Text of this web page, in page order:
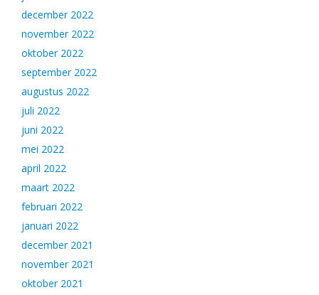
december 2022
november 2022
oktober 2022
september 2022
augustus 2022
juli 2022
juni 2022
mei 2022
april 2022
maart 2022
februari 2022
januari 2022
december 2021
november 2021
oktober 2021